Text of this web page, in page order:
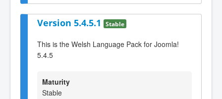
Version 5.4.5.1 Stable
This is the Welsh Language Pack for Joomla!
5.4.5
Maturity
Stable